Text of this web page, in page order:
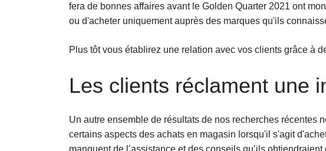
fera de bonnes affaires avant le Golden Quarter 2021 ont
ou d'acheter uniquement auprès des marques qu'ils
Plus tôt vous établirez une relation avec vos clients grâce à
Les clients réclament une
Un autre ensemble de résultats de nos recherches récentes
certains aspects des achats en magasin lorsqu'il s'agit
manquent de l’assistance et des conseils qu’ils obtiendraient